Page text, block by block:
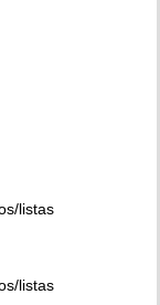
listas
listas